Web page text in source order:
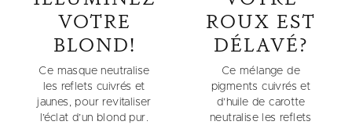
VOTRE
BLOND!
Ce masque neutralise
les reflets cuivrés et
jaunes, pour revitaliser
l’éclat d’un blond pur.
ROUX EST
DÉLAVÉ?
Ce mélange de
pigments cuivrés et
d’huile de carotte
neutralise les reflets